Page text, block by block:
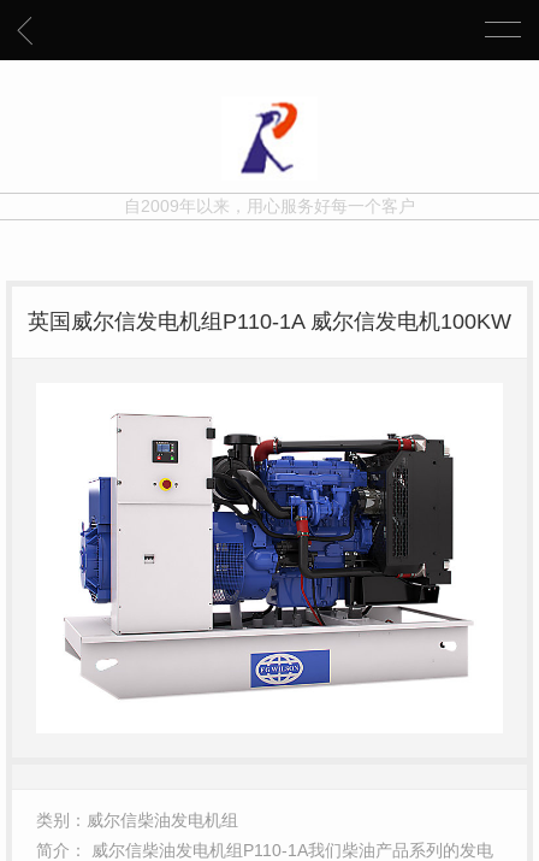
自2009年以来，用心服务好每一个客户
英国威尔信发电机组P110-1A 威尔信发电机100KW
类别：威尔信柴油发电机组
简介： 威尔信柴油发电机组P110-1A我们柴油产品系列的发电